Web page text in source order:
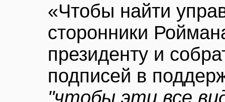
«Чтобы найти
сторонники
президенту и
подписей в
"чтобы эти все